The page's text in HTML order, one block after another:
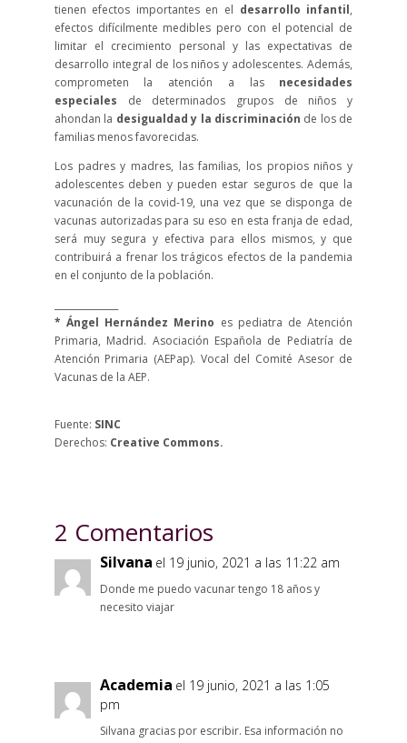
tienen efectos importantes en el desarrollo infantil,
efectos difícilmente medibles pero con el potencial de
limitar el crecimiento personal y las expectativas de
desarrollo integral de los niños y adolescentes. Además,
comprometen la atención a las necesidades
especiales de determinados grupos de niños y
ahondan la desigualdad y la discriminación de los de
familias menos favorecidas.
Los padres y madres, las familias, los propios niños y
adolescentes deben y pueden estar seguros de que la
vacunación de la covid-19, una vez que se disponga de
vacunas autorizadas para su eso en esta franja de edad,
será muy segura y efectiva para ellos mismos, y que
contribuirá a frenar los trágicos efectos de la pandemia
en el conjunto de la población.
* Ángel Hernández Merino es pediatra de Atención
Primaria, Madrid. Asociación Española de Pediatría de
Atención Primaria (AEPap). Vocal del Comité Asesor de
Vacunas de la AEP.
Fuente: SINC
Derechos: Creative Commons.
2 Comentarios
Silvana el 19 junio, 2021 a las 11:22 am
Donde me puedo vacunar tengo 18 años y
necesito viajar
Academia el 19 junio, 2021 a las 1:05
pm
Silvana gracias por escribir. Esa información no